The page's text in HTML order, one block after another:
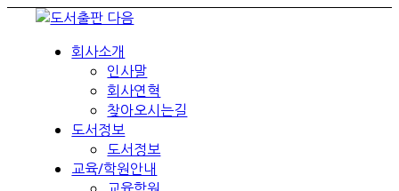
회사소개
인사말
회사연혁
찾아오시는길
도서정보
도서정보
교육/학원안내